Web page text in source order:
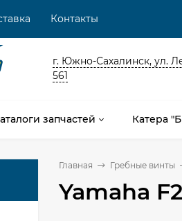
Контакты
г. Южно-Сахалинск, ул.
561
запчастей Катера
Главная Гребные винты
Yamaha